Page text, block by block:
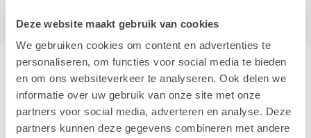
Deze website maakt gebruik van cookies
We gebruiken cookies om content en advertenties te
personaliseren, om functies voor social media te bieden
en om ons websiteverkeer te analyseren. Ook delen we
informatie over uw gebruik van onze site met onze
partners voor social media, adverteren en analyse. Deze
partners kunnen deze gegevens combineren met andere